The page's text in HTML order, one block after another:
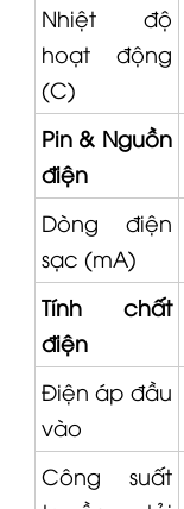
Nhiệt độ
hoạt động
(C)
Pin & Nguồn
điện
Dòng điện
sạc (mA)
Tính chất
điện
Điện áp đầu
vào
Công suất